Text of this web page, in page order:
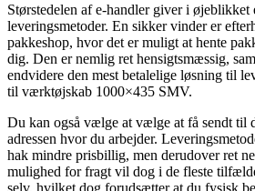
Størstedelen af e-handler giver i øjeblikket
leveringsmetoder. En sikker vinder er
pakkeshop, hvor det er muligt at hente
dig. Den er nemlig ret hensigtsmæssig,
endvidere den mest betalelige løsning til
til værktøjskab 1000×435 SMV.
Du kan også vælge at vælge at få sendt til
adressen hvor du arbejder.
hak mindre prisbillig, men derudover ret
mulighed for fragt vil dog i de fleste
selv, hvilket dog forudsætter at du fysisk